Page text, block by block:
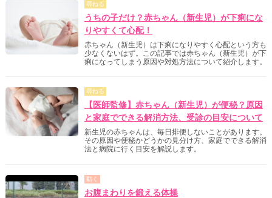
尋ねる
うちの子だけ？赤ちゃん（新生児）が下痢にな
りやすくて心配！
赤ちゃん（新生児）は下痢になりやすく心配という方も
少なくないはず。この記事では赤ちゃん（新生児）が下
痢になってしまう原因や対処方法について紹介します。
尋ねる
【医師監修】赤ちゃん（新生児）が便秘？原因
と家庭でできる解消方法、受診の目安について
新生児の赤ちゃんは、毎日排便しないことがあります。
その原因や便秘かどうかの見分け方、家庭でできる解消
法と病院に行く目安を解説します。
動く
お腹まわりを鍛える体操